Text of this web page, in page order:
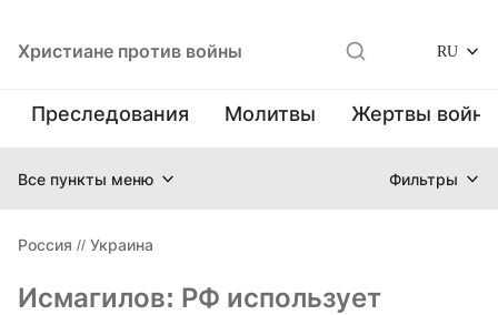
Христиане против войны RU
Преследования Молитвы Жертвы
Все пункты меню Фильтры
Россия // Украина
Исмагилов: РФ использует